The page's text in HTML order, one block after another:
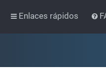
Enlaces rápidos